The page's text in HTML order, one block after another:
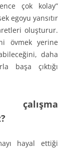
çok kolay”
egoyu yansıtır
oluşturur.
övmek yerine
daha
başa çıktığı
çalışma
hayal ettiği